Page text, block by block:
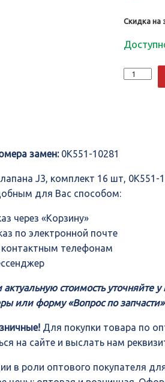
Скидка на
Количество
замен:0K551-10281
J3, комплект 16 шт, 0K551-
для Вас способом:
через «Корзину»
по электронной почте
контактным телефонам
актуальную стоимость уточняйте
или форму «Вопрос по
Для покупки товара по
на сайте и выслать нам
в роли оптового покупателя